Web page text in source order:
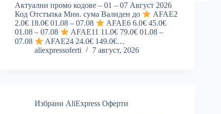
Актуални промо кодове – 01 – 07 Август 2026
Код Отстъпка Мин. сума Валиден до
AFAE2
2.0€ 18.0€ 01.08 – 07.08
AFAE6 6.0€ 45.0€
01.08 – 07.08
AFAE11 11.0€ 79.0€ 01.08 –
07.08
AFAE24 24.0€ 149.0€…
aliexpressoferti
7 август, 2026
Избрани AliExpress Оферти